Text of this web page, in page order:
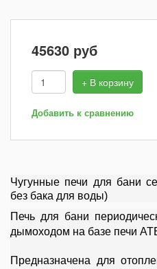
45630 руб
+ В корзину
Добавить к сравнению
Чугунные печи для бани
без бака для воды)
Печь для бани
дымоходом на базе печи
Предназначена для